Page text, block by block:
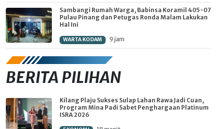
Sambangi Rumah Warga, Babinsa Koramil 405-07
Pulau Pinang dan Petugas Ronda Malam Lakukan
Hal Ini
WARTA KODAM 9 jam
BERITA PILIHAN
Kilang Plaju Sukses Sulap Lahan Rawa Jadi Cuan,
Program Mina Padi Sabet Penghargaan Platinum
ISRA 2026